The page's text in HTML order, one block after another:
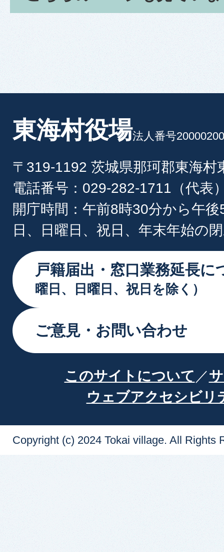
東海村役場法人番号
〒319-1192 茨城県那珂郡東海村
電話番号：029-282-1711（代表
開庁時間：午前8時30分から午
日、日曜日、祝日、年末年始の
戸籍届出・窓口業務延長に
曜日、日曜日、祝日を除く）
ご意見・お問い合わせ
このサイトについて
ウェブアクセシビリ
Copyright (c) 2024 Tokai village. All Rights